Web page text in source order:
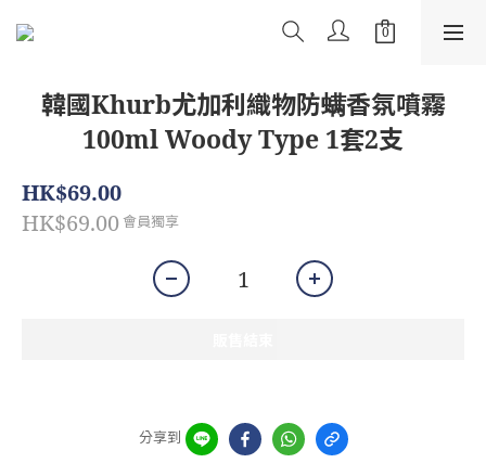
韓國Khurb尤加利織物防螨香氛噴霧
100ml Woody Type 1套2支
HK$69.00
HK$69.00 會員獨享
分享到